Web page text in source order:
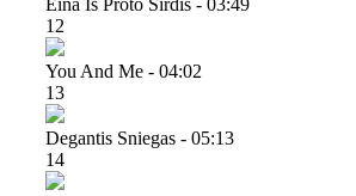
12
You And Me - 04:02
13
Degantis Sniegas - 05:13
14